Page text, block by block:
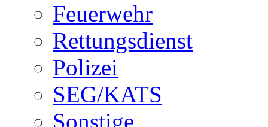
Feuerwehr
Rettungsdienst
Polizei
SEG/KATS
Sonstige